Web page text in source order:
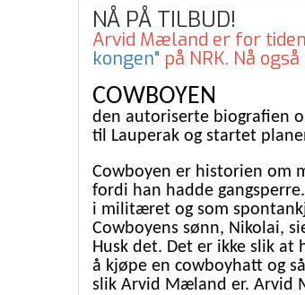
NÅ PÅ TILBUD!
Arvid Mæland er for
kongen" på NRK. Nå
COWBOYEN
den autoriserte biografien
til Lauperak og startet
Cowboyen er historien om
fordi han hadde
i militæret og som
Cowboyens sønn, Nikolai,
Husk det. Det er ikke slik
å kjøpe en cowboyhatt og
slik Arvid Mæland er. Arvid